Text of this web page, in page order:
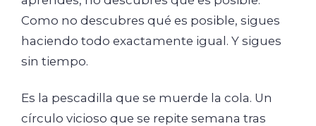
Como no descubres qué es posible, sigues
haciendo todo exactamente igual. Y sigues
sin tiempo.
Es la pescadilla que se muerde la cola. Un
círculo vicioso que se repite semana tras